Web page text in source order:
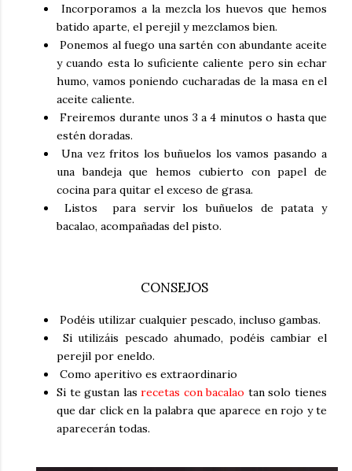
Incorporamos a la mezcla los huevos que hemos
batido aparte, el perejil y mezclamos bien.
Ponemos al fuego una sartén con abundante aceite
y cuando esta lo suficiente caliente pero sin echar
humo, vamos poniendo cucharadas de la masa en el
aceite caliente.
Freiremos durante unos 3 a 4 minutos o hasta que
estén doradas.
Una vez fritos los buñuelos los vamos pasando a
una bandeja que hemos cubierto con papel de
cocina para quitar el exceso de grasa.
Listos para servir losbuñuelos de patata y
bacalao, acompañadas del pisto.
CONSEJOS
Podéis utilizar cualquier pescado, incluso gambas.
Si utilizáis pescado ahumado, podéis cambiar el
perejil por eneldo.
Como aperitivo es extraordinario
Si te gustan lasrecetas con bacalao tan solo tienes
que dar click en la palabra que aparece en rojo y te
aparecerán todas.